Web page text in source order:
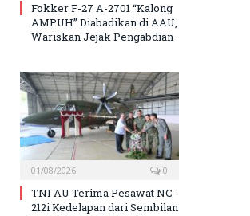
Fokker F-27 A-2701 “Kalong
AMPUH” Diabadikan di AAU,
Wariskan Jejak Pengabdian
01/08/2026 0
TNI AU Terima Pesawat NC-
212i Kedelapan dari Sembilan